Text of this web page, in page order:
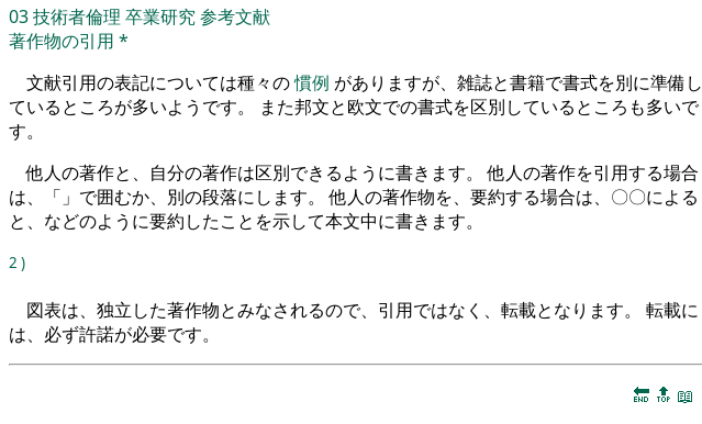
03技術者倫理 卒業研究参考文献
著作物の引用 *
文献引用の表記については種々の慣例 がありますが、雑誌と書籍で書式を別に準備し
ているところが多いようです。 また邦文と欧文での書式を区別しているところも多いで
す。
他人の著作と、自分の著作は区別できるように書きます。 他人の著作を引用する場合
は、「」で囲むか、別の段落にします。 他人の著作物を、要約する場合は、〇〇による
と、などのように要約したことを示して本文中に書きます。
2 )
図表は、独立した著作物とみなされるので、引用ではなく、転載となります。 転載に
は、必ず許諾が必要です。
🔚 🔝 📖